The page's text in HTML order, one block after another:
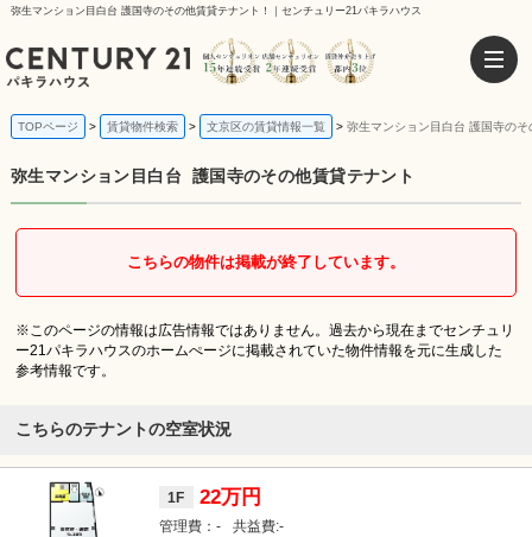
弥生マンション目白台 護国寺のその他賃貸テナント！｜センチュリー21パキラハウス
TOPページ 賃貸物件検索 文京区の賃貸情報一覧 弥生マンション目白台 護国寺の
弥生マンション目白台 護国寺のその他賃貸テナント
こちらの物件は掲載が終了しています。
※このページの情報は広告情報ではありません。過去から現在までセンチュリ
ー21パキラハウスのホームぺージに掲載されていた物件情報を元に生成した
参考情報です。
こちらのテナントの空室状況
1F 22万円
- -